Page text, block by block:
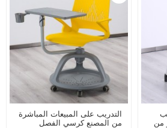
من
التدريب على المبيعات المباشرة
من المصنع كرسي الفصل